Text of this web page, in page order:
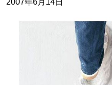
2007年6月14日